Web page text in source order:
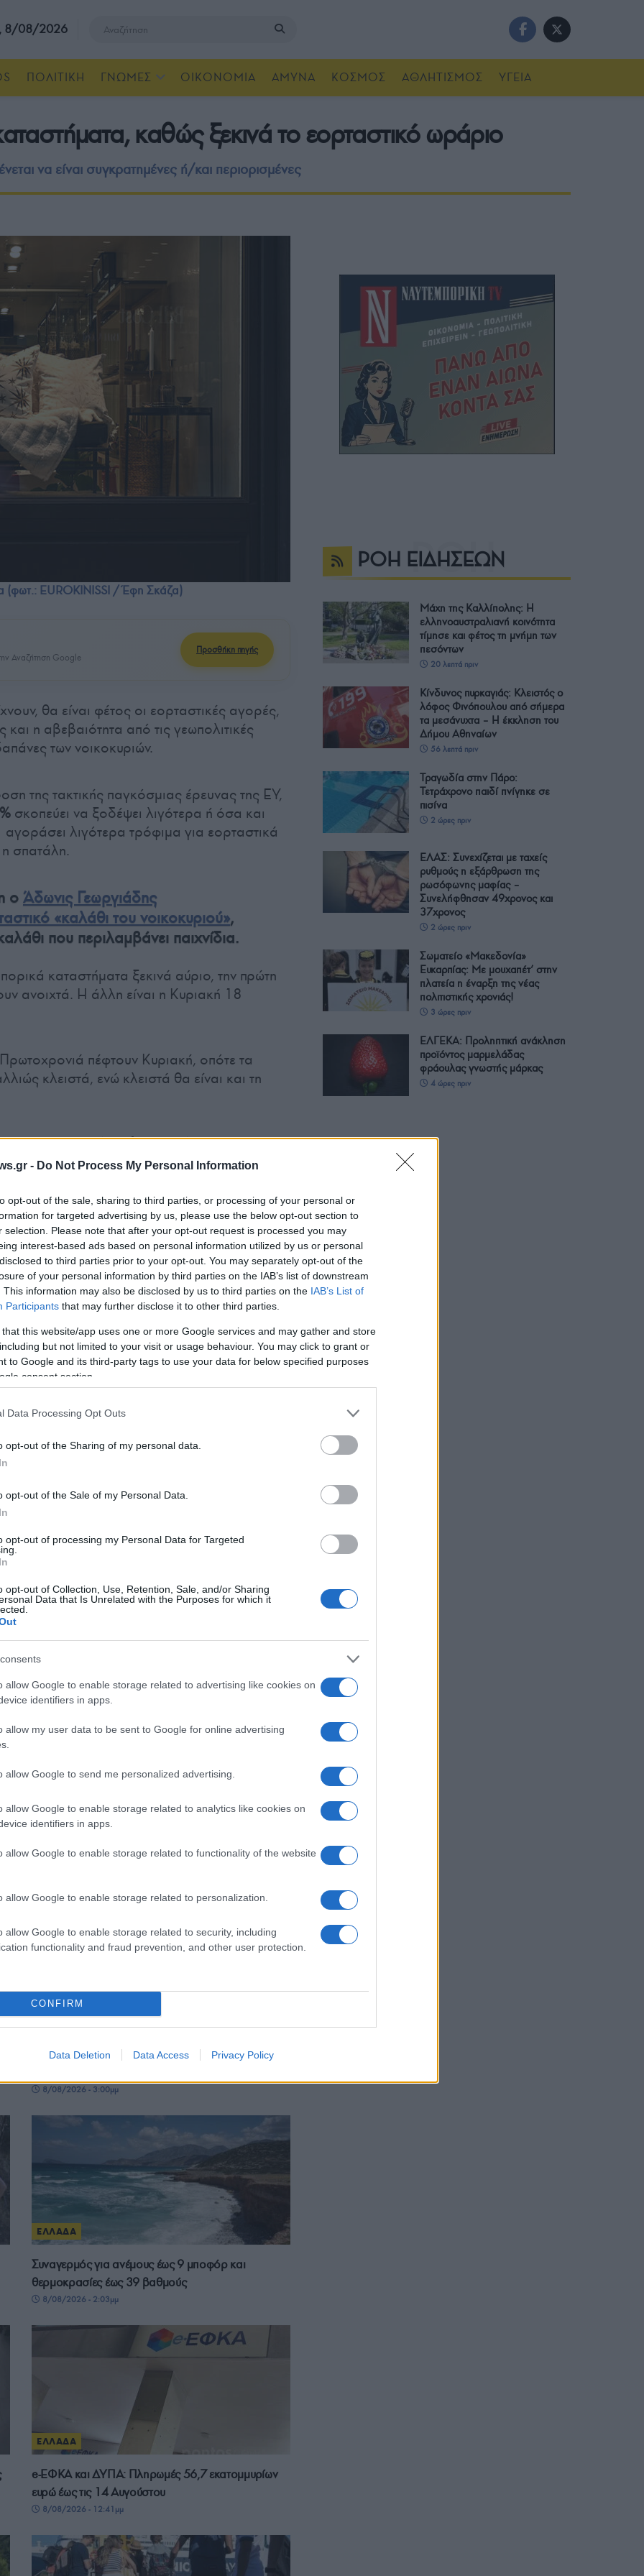
- Do Not Process My Personal Information
opt-out of the sale, sharing to third parties, or processing of your personal or
for targeted advertising by us, please use the below opt-out section to
selection. Please note that after your opt-out request is processed you may
interest-based ads based on personal information utilized by us or personal
to third parties prior to your opt-out. You may separately opt-out of the
of your personal information by third parties on the IAB’s list of downstream
This information may also be disclosed by us to third parties on the IAB’s List of
Participants that may further disclose it to other third parties.
that this website/app uses one or more Google services and may gather and store
but not limited to your visit or usage behaviour. You may click to grant or
to Google and its third-party tags to use your data for below specified purposes
consent section.
Data Processing Opt Outs
opt-out of the Sharing of my personal data.
opt-out of the Sale of my Personal Data.
opt-out of processing my Personal Data for Targeted
opt-out of Collection, Use, Retention, Sale, and/or Sharing
Data that Is Unrelated with the Purposes for which it
allow Google to enable storage related to advertising like cookies on
identifiers in apps.
allow my user data to be sent to Google for online advertising
allow Google to send me personalized advertising.
allow Google to enable storage related to analytics like cookies on
identifiers in apps.
allow Google to enable storage related to functionality of the website
allow Google to enable storage related to personalization.
allow Google to enable storage related to security, including
functionality and fraud prevention, and other user protection.
CONFIRM
Data Deletion Data Access Privacy Policy
8/08/2026
ΠΟΛΙΤΙΚΗ ΓΝΩΜΕΣ ΟΙΚΟΝΟΜΙΑ ΑΜΥΝΑ ΚΟΣΜΟΣ ΑΘΛΗΤΙΣΜΟΣ ΥΓΕΙΑ
καθώς ξεκινά το εορταστικό ωράριο
να είναι συγκρατημένες ή/και περιορισμένες
(φωτ.: EUROKINISSI / Έφη Σκάζα)
Αναζήτηση Google
Προσθήκη πηγής
θα είναι φέτος οι εορταστικές αγορές,
η αβεβαιότητα από τις γεωπολιτικές
των νοικοκυριών.
της τακτικής παγκόσμιας έρευνας της ΕΥ,
σκοπεύει να ξοδέψει λιγότερα ή όσα και
λιγότερα τρόφιμα για εορταστικά
σπατάλη.
ο Άδωνις Γεωργιάδης
«καλάθι του νοικοκυριού»,
που περιλαμβάνει παιχνίδια.
καταστήματα ξεκινά αύριο, την πρώτη
ανοιχτά. Η άλλη είναι η Κυριακή 18
πέφτουν Κυριακή, οπότε τα
κλειστά, ενώ κλειστά θα είναι και τη
προτείνειωράριο λειτουργίαςτις
21:00, το Σάββατο από τις 9:00 έως τις
11:00 έως τις 18:00.
Tweet Send
μας στοGoogle News
Τραγωδία στην Πάρο: Τετράχρονο παιδί πνίγηκε σε
ΕΛΓΕΚΑ: Προληπτική ανάκληση προϊόντος
8/08/2026 - 5:55μμ
Παραδοσιακή μουσική βραδιά «Θράκη –
8/08/2026 - 3:00μμ
ΕΛΛΑΔΑ
Συναγερμός για ανέμους έως 9 μποφόρ και
θερμοκρασίες έως 39 βαθμούς
8/08/2026 - 2:03μμ
ΕΛΛΑΔΑ
e-ΕΦΚΑ και ΔΥΠΑ: Πληρωμές 56,7 εκατομμυρίων
ευρώ έως τις 14 Αυγούστου
8/08/2026 - 12:41μμ
ΡΟΗ ΕΙΔΗΣΕΩΝ
Μάχη της Καλλίπολης: Η
ελληνοαυστραλιανή κοινότητα
τίμησε και φέτος τη μνήμη των
πεσόντων
20 λεπτά πριν
Κίνδυνος πυρκαγιάς: Κλειστός ο
λόφος Φινόπουλου από σήμερα
τα μεσάνυχτα – Η έκκληση του
Δήμου Αθηναίων
56 λεπτά πριν
Τραγωδία στην Πάρο:
Τετράχρονο παιδί πνίγηκε σε
πισίνα
2 ώρες πριν
ΕΛΑΣ: Συνεχίζεται με ταχείς
ρυθμούς η εξάρθρωση της
ρωσόφωνης μαφίας –
Συνελήφθησαν 49χρονος και
37χρονος
2 ώρες πριν
Σωματείο «Μακεδονία»
Ευκαρπίας: Με μουχαπέτ’ στην
πλατεία η έναρξη της νέας
πολιτιστικής χρονιάς!
3 ώρες πριν
ΕΛΓΕΚΑ: Προληπτική ανάκληση
προϊόντος μαρμελάδας
φράουλας γνωστής μάρκας
4 ώρες πριν